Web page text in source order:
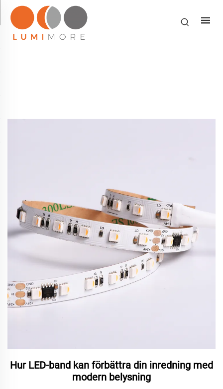
Hur LED-band kan förbättra din inredning med
modern belysning